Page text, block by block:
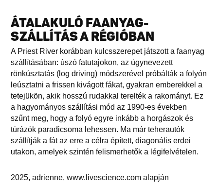
ÁTALAKULÓ FAANYAG-
SZÁLLÍTÁS A RÉGIÓBAN
A Priest River korábban kulcsszerepet játszott a faanyag
szállításában: úszó fatutajokon, az úgynevezett
rönkúsztatás (log driving) módszerével próbálták a folyón
leúsztatni a frissen kivágott fákat, gyakran emberekkel a
tetejükön, akik hosszú rudakkal terelték a rakományt. Ez
a hagyományos szállítási mód az 1990-es években
szűnt meg, hogy a folyó egyre inkább a horgászok és
túrázók paradicsoma lehessen. Ma már teherautók
szállítják a fát az erre a célra épített, diagonális erdei
utakon, amelyek szintén felismerhetők a légifelvételen.
2025, adrienne, www.livescience.com alapján